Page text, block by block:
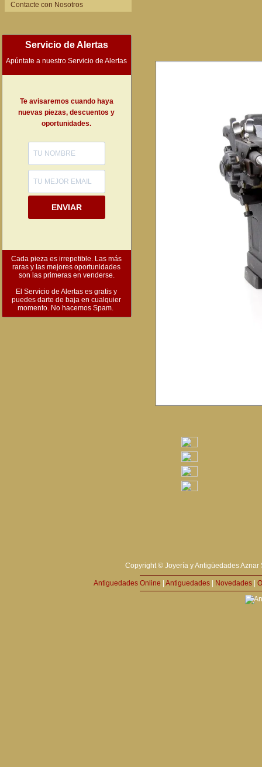
Contacte con Nosotros
Servicio de Alertas
Apúntate a nuestro Servicio de Alertas
Te avisaremos cuando haya
nuevas piezas, descuentos y
oportunidades.
ENVIAR
Cada pieza es irrepetible. Las más
raras y las mejores oportunidades
son las primeras en venderse.
El Servicio de Alertas es gratis y
puedes darte de baja en cualquier
momento. No hacemos Spam.
Copyright © Joyería y Antigüedades
Antiguedades Online Antiguedades Novedades